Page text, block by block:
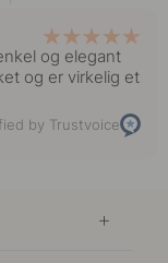
og elegant
og er virkelig et
by Trustvoice